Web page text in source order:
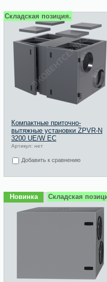
Складская позиция.
Компактные приточно-
вытяжные установки ZPVR-N
3200 UE/W ЕС
Артикул: нет
Добавить к сравнению
Новинка Складская